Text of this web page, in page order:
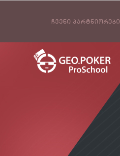
ᲩᲕᲔᲜᲘ ᲞᲐᲠᲢᲜᲘᲝᲠᲔᲑᲘ